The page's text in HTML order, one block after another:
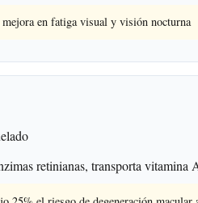
en fatiga visual y visión nocturna
retinianas, transporta vitamina